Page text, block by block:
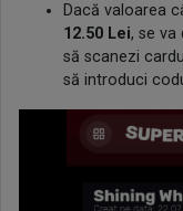
Dacă valoarea
12.50 Lei, se va
să scanezi
să introduci